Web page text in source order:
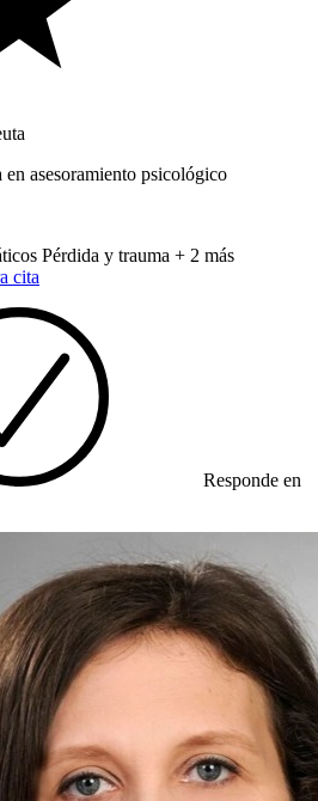
en asesoramiento psicológico
Pérdida y trauma + 2 más
cita
Responde en